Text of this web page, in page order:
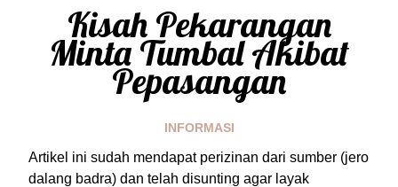
Kisah Pekarangan
Minta Tumbal Akibat
Pepasangan
INFORMASI
Artikel ini sudah mendapat perizinan dari sumber (jero
dalang badra) dan telah disunting agar layak